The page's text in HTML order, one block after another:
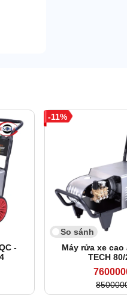
-
11
So sánh
Máy rửa xe cao
TECH 80/